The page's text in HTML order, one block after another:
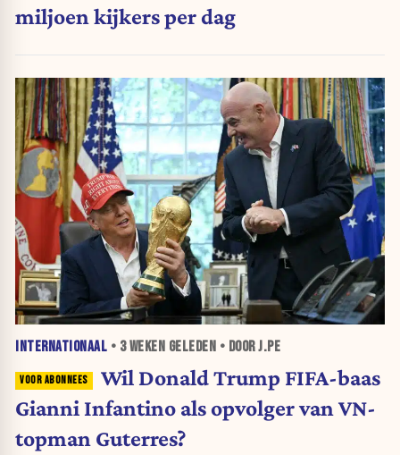
miljoen kijkers per dag
INTERNATIONAAL • 3 WEKEN GELEDEN • DOOR J.PE
Wil Donald Trump FIFA-baas
Gianni Infantino als opvolger van VN-
topman Guterres?